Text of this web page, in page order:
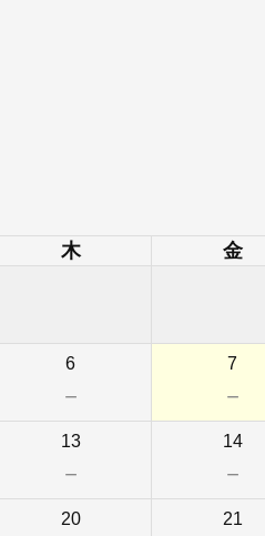
木 金
6
－
7
－
13
－
14
－
20 21